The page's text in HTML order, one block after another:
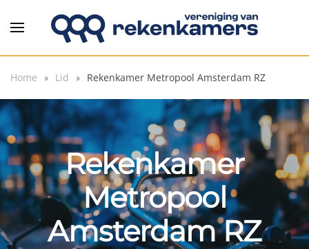
Overslaan en naar de inhoud gaan
Home Lid Rekenkamer Metropool Amsterdam RZ
Rekenkamer
Metropool
Amsterdam RZ